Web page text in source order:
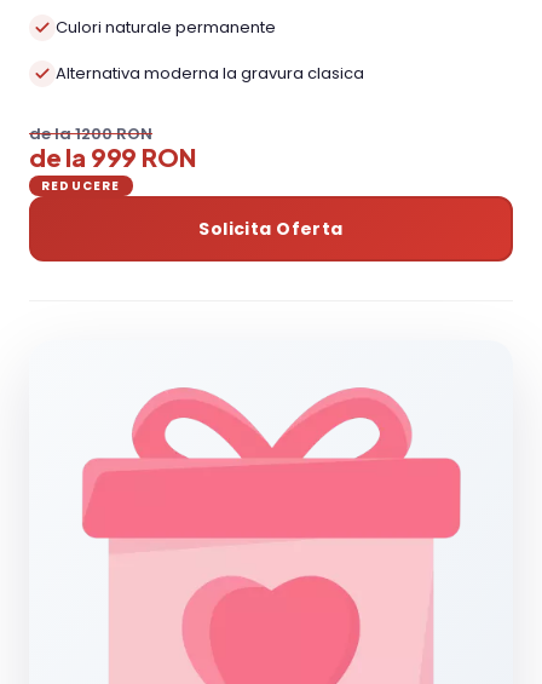
Culori naturale permanente
Alternativa moderna la gravura clasica
de la 1200 RON
de la 999 RON
REDUCERE
Solicita Oferta